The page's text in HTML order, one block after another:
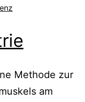
Methode zur
am